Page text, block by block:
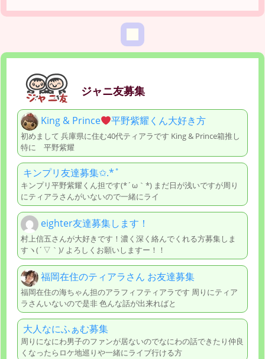
ジャニ友募集
King & Prince 平野紫耀くん大好き方
初めまして 兵庫県に住む40代ティアラです King & Prince箱推し
特に 平野紫耀
キンプリ友達募集✩.*˚
キンプリ平野紫耀くん担です(*´ω｀*) まだ日が浅いですが周り
にティアラさんがいないので一緒にライ
eighter友達募集します！
村上信五さんが大好きです！濃く深く絡んでくれる方募集しま
すヽ(´▽｀)/ よろしくお願いしますー！！
福岡在住のティアラさん お友達募集
福岡在住の海ちゃん担のアラフィフティアラです 周りにティア
ラさんいないので是非 色んな話が出来ればと
大人なにふぁむ募集
周りになにわ男子のファンが居ないのでなにわの話できたり仲良
くなったらロケ地巡りや一緒にライブ行ける方